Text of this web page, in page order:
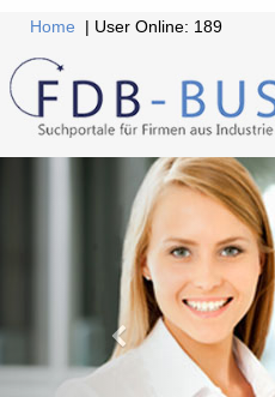
Home | User Online: 189